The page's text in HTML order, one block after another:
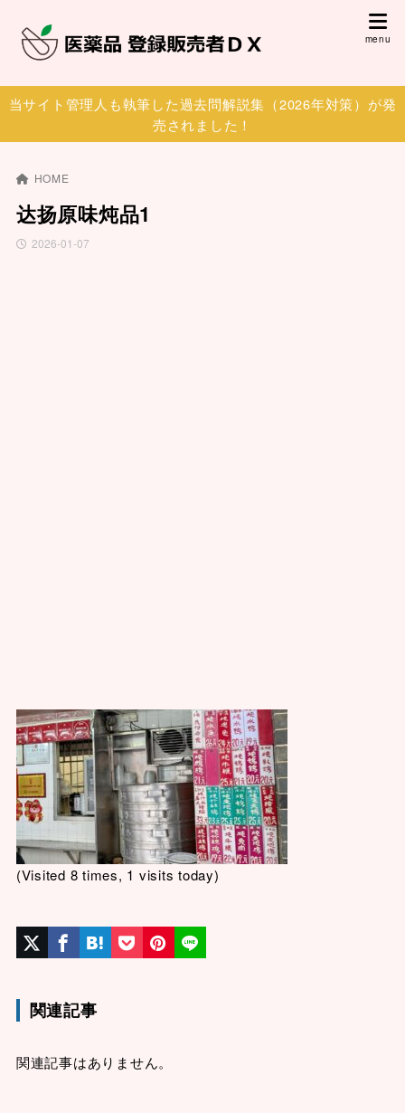
当サイト管理人も執筆した過去問解説集（2026年対策）が発
売されました！
HOME
达扬原味炖品1
2026-01-07
(Visited 8 times, 1 visits today)
関連記事
関連記事はありません。